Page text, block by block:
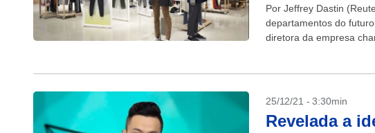
Por Jeffrey Dastin
departamentos do
diretora da empresa
25/12/21 - 3:30min
Revelada a